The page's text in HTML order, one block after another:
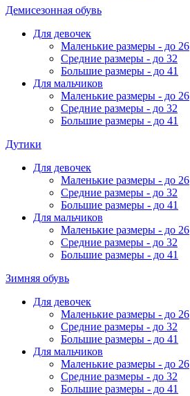
Демисезонная обувь
Для девочек
Маленькие размеры - до 26
Средние размеры - до 32
Большие размеры - до 41
Для мальчиков
Маленькие размеры - до 26
Средние размеры - до 32
Большие размеры - до 41
Дутики
Для девочек
Маленькие размеры - до 26
Средние размеры - до 32
Большие размеры - до 41
Для мальчиков
Маленькие размеры - до 26
Средние размеры - до 32
Большие размеры - до 41
Зимняя обувь
Для девочек
Маленькие размеры - до 26
Средние размеры - до 32
Большие размеры - до 41
Для мальчиков
Маленькие размеры - до 26
Средние размеры - до 32
Большие размеры - до 41